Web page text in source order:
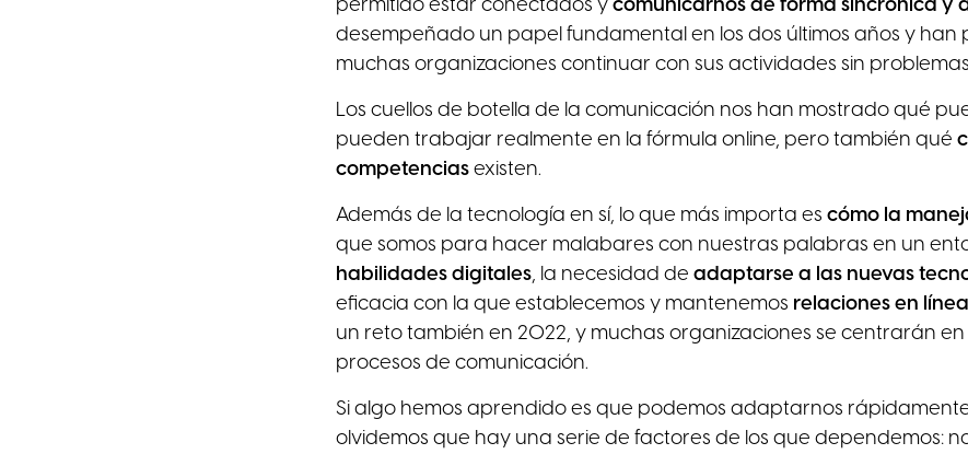
permitido estar conectados y comunicarnos de forma sincrónica y
desempeñado un papel fundamental en los dos últimos años y han
muchas organizaciones continuar con sus actividades sin
Los cuellos de botella de la comunicación nos han mostrado qué
pueden trabajar realmente en la fórmula online, pero también qué
competencias existen.
Además de la tecnología en sí, lo que más importa es cómo la
que somos para hacer malabares con nuestras palabras en un
habilidades digitales, la necesidad de adaptarse a las nuevas
eficacia con la que establecemos y mantenemos relaciones en línea
un reto también en 2022, y muchas organizaciones se centrarán en
procesos de comunicación.
Si algo hemos aprendido es que podemos adaptarnos
olvidemos que hay una serie de factores de los que dependemos: